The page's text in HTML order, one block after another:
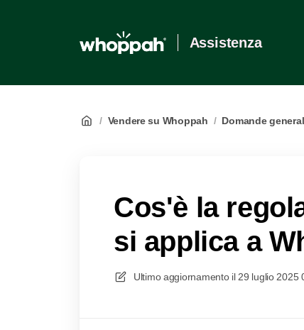
Assistenza
/ Vendere su Whoppah / Domande
Cos'è la
si applica a
Ultimo aggiornamento il 29 luglio 2025